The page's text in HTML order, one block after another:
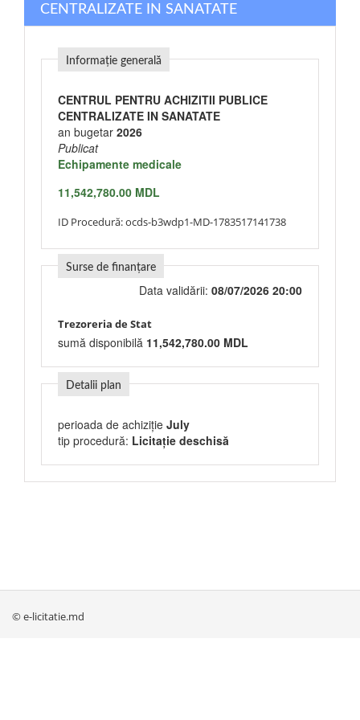
CENTRALIZATE IN SANATATE
Informație generală
CENTRUL PENTRU ACHIZITII PUBLICE
CENTRALIZATE IN SANATATE
an bugetar 2026
Publicat
Echipamente medicale
11,542,780.00 MDL
ID Procedură:ocds-b3wdp1-MD-1783517141738
Surse de finanțare
Data validării: 08/07/2026 20:00
Trezoreria de Stat
sumă disponibilă 11,542,780.00 MDL
Detalii plan
perioada de achiziție July
tip procedură: Licitație deschisă
© e-licitatie.md